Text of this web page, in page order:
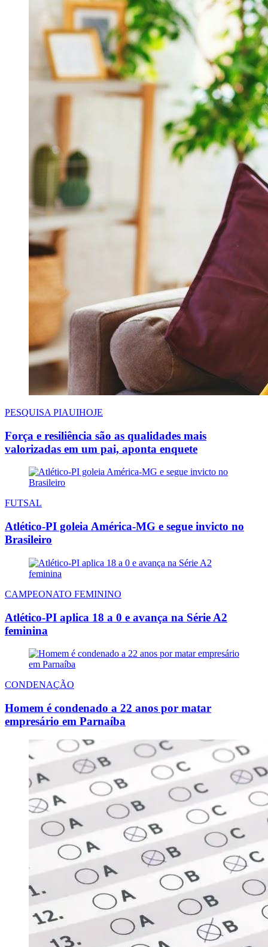
PESQUISA PIAUIHOJE
Força e resiliência são as qualidades mais
valorizadas em um pai, aponta enquete
FUTSAL
Atlético-PI goleia América-MG e segue invicto no
Brasileiro
CAMPEONATO FEMININO
Atlético-PI aplica 18 a 0 e avança na Série A2
feminina
CONDENAÇÃO
Homem é condenado a 22 anos por matar
empresário em Parnaíba